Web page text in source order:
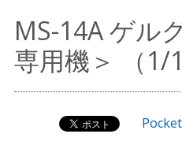
ヤスリは
（since
パチ組みガンプラレビュー
MS-14A ゲル
専用機＞ （1/
Pocket